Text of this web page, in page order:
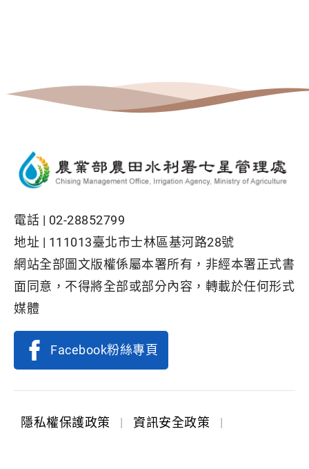
電話 | 02-28852799
地址 | 111013臺北市士林區基河路28號
網站全部圖文版權係屬本署所有，非經本署正式書
面同意，不得將全部或部分內容，轉載於任何形式
媒體
Facebook粉絲專頁
隱私權保護政策 | 資訊安全政策
|